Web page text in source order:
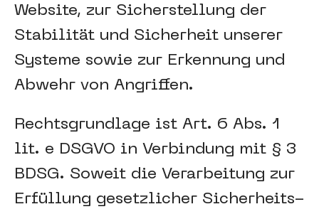
Website, zur Sicherstellung der
Stabilität und Sicherheit unserer
Systeme sowie zur Erkennung und
Abwehr von Angriffen.
Rechtsgrundlage ist Art. 6 Abs. 1
lit. e DSGVO in Verbindung mit § 3
BDSG. Soweit die Verarbeitung zur
Erfüllung gesetzlicher Sicherheits-